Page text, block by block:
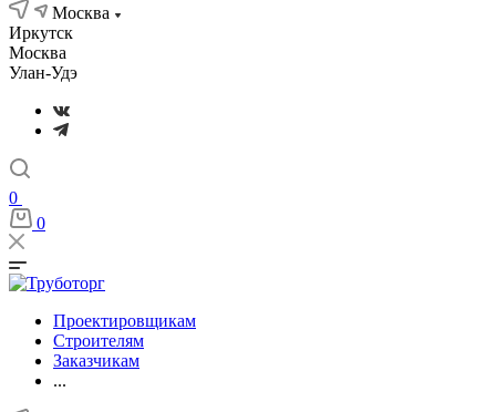
Москва
Иркутск
Москва
Улан-Удэ
0
0
Проектировщикам
Строителям
Заказчикам
...